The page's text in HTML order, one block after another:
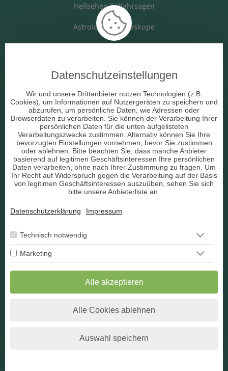
Hellsehen & Wahrsagen
Astrologie & Horoskope
Beruf & Arbeitsleben
Liebe & Partnerschaft
sonstige Bereiche
AGB
Datenschutz
Impressum
Berater Bewerbung
Widerruf
* Alle angegebenen Preise verstehen sich inkl. der jeweils
Datenschutzeinstellungen
Wir und unsere Drittanbieter nutzen Technologien (z.B.
Cookies), um Informationen auf Nutzergeräten zu speichern und
abzurufen, um persönliche Daten, wie Adressen oder
Browserdaten zu verarbeiten. Sie können der Verarbeitung Ihrer
persönlichen Daten für die unten aufgelisteten
Verarbeitungszwecke zustimmen. Alternativ können Sie Ihre
bevorzugten Einstellungen vornehmen, bevor Sie zustimmen
oder ablehnen. Bitte beachten Sie, dass manche Anbieter
basierend auf legitimen Geschäftsinteressen Ihre persönlichen
Daten verarbeiten, ohne nach Ihrer Zustimmung zu fragen. Um
Ihr Recht auf Widerspruch gegen die Verarbeitung auf der Basis
von legitimen Geschäftsinteressen auszuüben, sehen Sie sich
bitte unsere Anbieterliste an.
Datenschutzerklärung Impressum
Technisch notwendig
Marketing
Alle akzeptieren
Alle Cookies ablehnen
Auswahl speichern